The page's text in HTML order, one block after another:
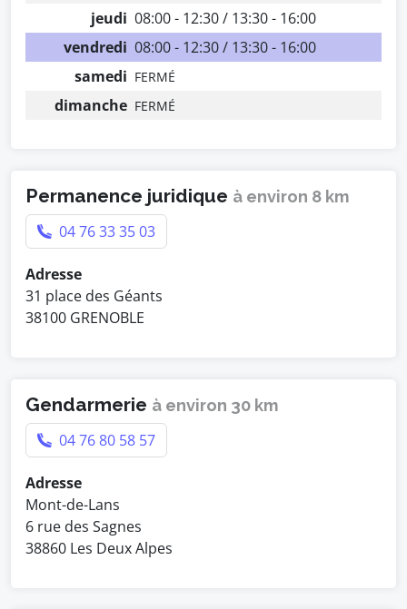
jeudi 08:00 - 12:30 / 13:30 - 16:00
vendredi 08:00 - 12:30 / 13:30 - 16:00
samedi FERMÉ
dimanche FERMÉ
Permanence juridique à environ 8 km
04 76 33 35 03
Adresse
31 place des Géants
38100 GRENOBLE
Gendarmerie à environ 30 km
04 76 80 58 57
Adresse
Mont-de-Lans
6 rue des Sagnes
38860 Les Deux Alpes